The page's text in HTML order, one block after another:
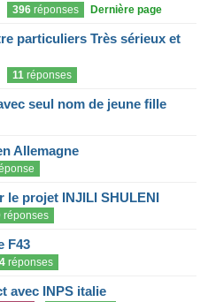
396 réponses Dernière page
particuliers Très sérieux et
11 réponses
seul nom de jeune fille
Allemagne
le projet INJILI SHULENI
réponses
F43
4 réponses
avec INPS italie